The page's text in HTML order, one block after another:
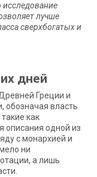
исследование
лучше
сверхбогатых и
дней
Греции и
обозначая власть
как
описания одной из
с монархией и
ни
а лишь